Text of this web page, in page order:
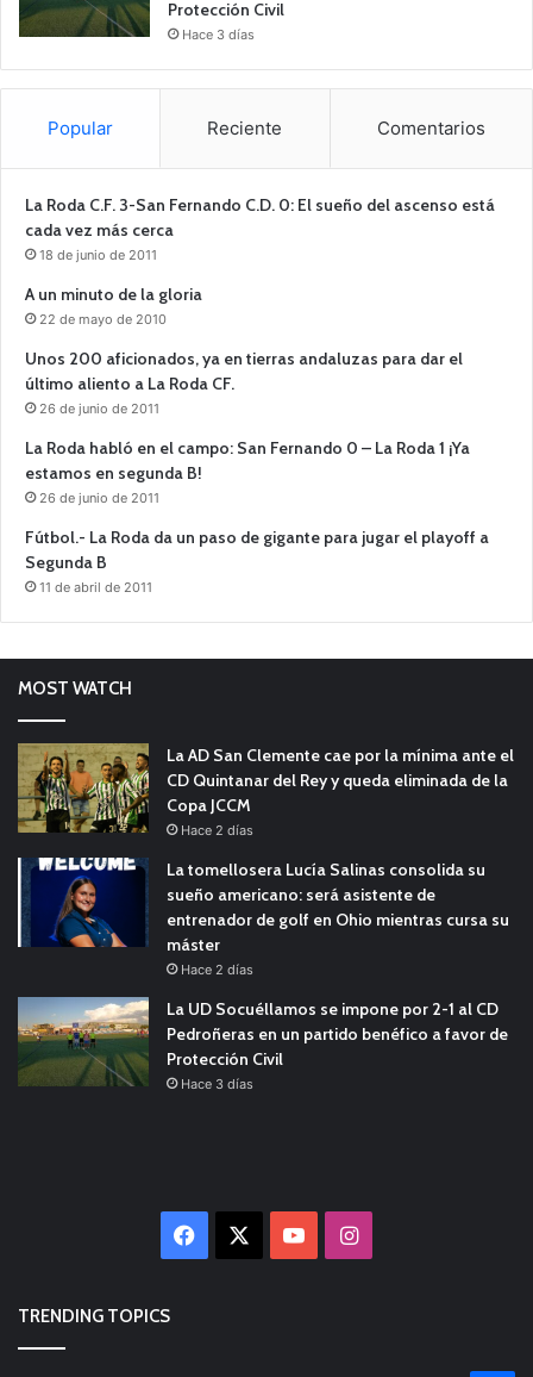
Protección Civil
Hace 3 días
Popular Reciente Comentarios
La Roda C.F. 3-San Fernando C.D. 0: El sueño del ascenso está
cada vez más cerca
18 de junio de 2011
A un minuto de la gloria
22 de mayo de 2010
Unos 200 aficionados, ya en tierras andaluzas para dar el
último aliento a La Roda CF.
26 de junio de 2011
La Roda habló en el campo: San Fernando 0 – La Roda 1 ¡Ya
estamos en segunda B!
26 de junio de 2011
Fútbol.- La Roda da un paso de gigante para jugar el playoff a
Segunda B
11 de abril de 2011
MOST WATCH
La AD San Clemente cae por la mínima ante el
CD Quintanar del Rey y queda eliminada de la
Copa JCCM
Hace 2 días
La tomellosera Lucía Salinas consolida su
sueño americano: será asistente de
entrenador de golf en Ohio mientras cursa su
máster
Hace 2 días
La UD Socuéllamos se impone por 2-1 al CD
Pedroñeras en un partido benéfico a favor de
Protección Civil
Hace 3 días
Facebook YouTubeInstagram
TRENDING TOPICS